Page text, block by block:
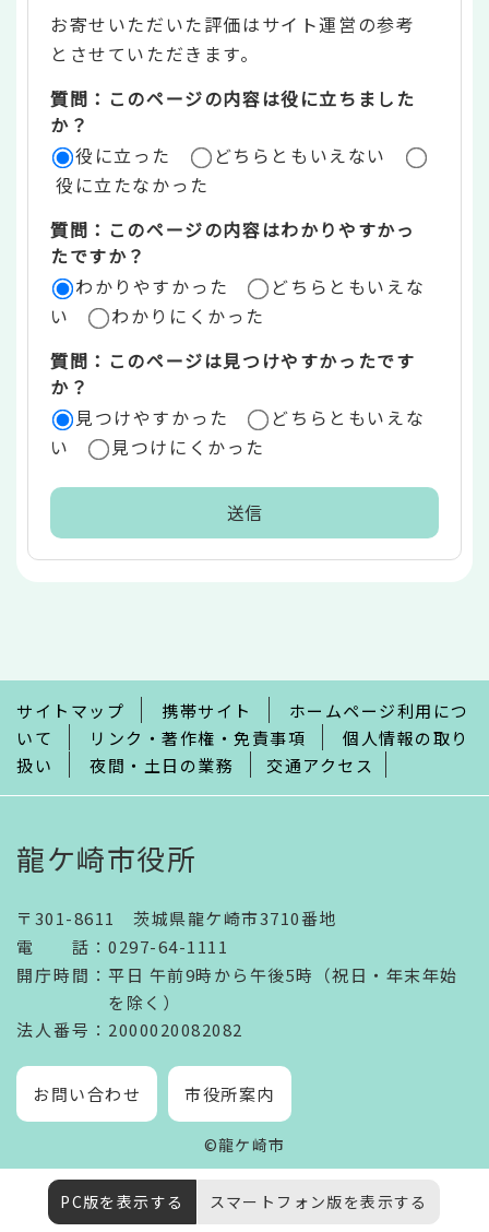
ン
ツ
評
価
リ
ア
お寄せいただいた評価はサイト運営の参考
とさせていただきます。
質問：このページの内容は役に立ちました
か？
役に立った
どちらともいえない
役に立たなかった
質問：このページの内容はわかりやすかっ
たですか？
わかりやすかった
どちらともいえな
い
わかりにくかった
質問：このページは見つけやすかったです
か？
見つけやすかった
どちらともいえな
い
見つけにくかった
で
サイトマップ 携帯サイト
ホームページ利用につ
いて
リンク・著作権・免責事項
個人情報の取り
扱い
夜間・土日の業務 交通アクセス
龍ケ崎市役所
〒301-8611 茨城県龍ケ崎市3710番地
電話 ： 0297-64-1111
開庁時間 ： 平日 午前9時から午後5時（祝日・年末年始
を除く）
法人番号 ：2000020082082
お問い合わせ 市役所案内
©龍ケ崎市
PC版を表示する スマートフォン版を表示する